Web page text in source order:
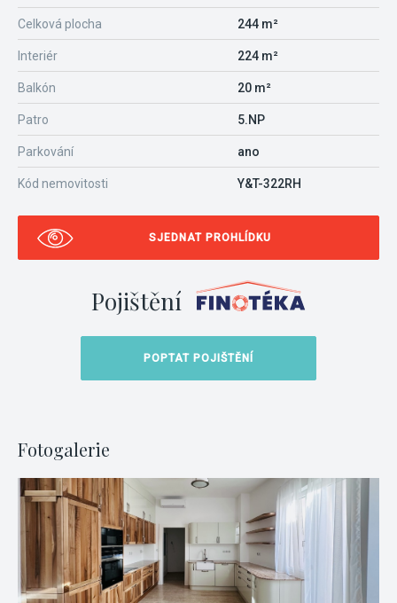
Celková plocha 244 m²
Interiér 224 m²
Balkón 20 m²
Patro 5.NP
Parkování ano
Kód nemovitosti Y&T-322RH
SJEDNAT PROHLÍDKU
Pojištění
POPTAT POJIŠTĚNÍ
Fotogalerie